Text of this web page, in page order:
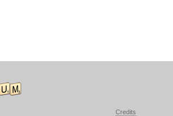
Credits